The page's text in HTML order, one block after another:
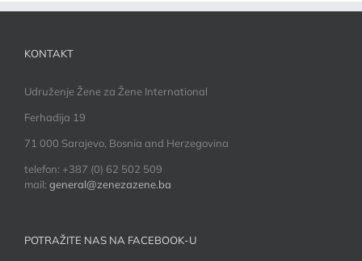
KONTAKT
Udruženje Žene za Žene International
Ferhadija 19
71 000 Sarajevo, Bosnia and Herzegovina
telefon: +387 (0) 62 502 509
mail: general@zenezazene.ba
POTRAŽITE NAS NA FACEBOOK-U